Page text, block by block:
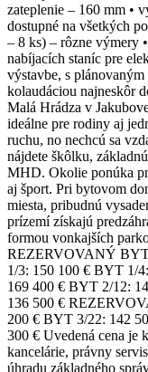
zateplenie – 160 mm •
dostupné na všetkých
– 8 ks) – rôzne výmery
nabíjacích staníc pre
výstavbe, s
kolaudáciou najneskôr
Malá Hrádza v
ideálne pre rodiny aj
ruchu, no nechcú sa
nájdete škôlku,
MHD. Okolie ponúka
aj šport. Pri bytovom
miesta, pribudnú
prízemí získajú
formou vonkajších
REZERVOVANÝ
1/3: 150 100 € BYT 1/
169 400 € BYT 2/12:
136 500 €
200 € BYT 3/22: 142
300 € Uvedená cena je
kancelárie, právny
úhradu základného